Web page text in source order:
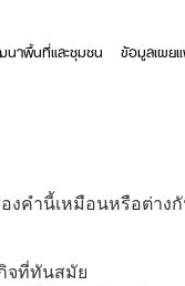
าพื้นที่และชุมชน ข้อมูลเผย
งคำนี้เหมือนหรือต่าง
จที่ทันสมัย